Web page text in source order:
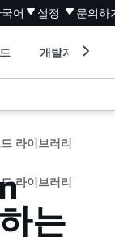
어 설정 문의하
개발자 도구
라이브러리
라이브러리
는